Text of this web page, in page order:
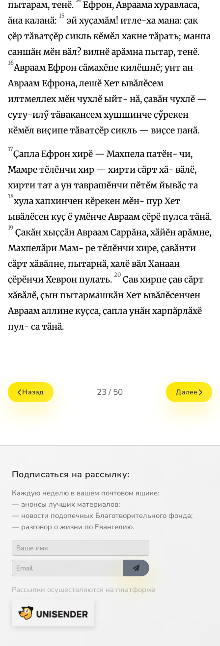
пытарам, тенӗ.
Ефрон, Авраама хуравласа,
ӑна каланӑ: 15 эй хуҫамӑм! итле-ха мана: ҫак
ҫӗр тӑватҫӗр сикль кӗмӗл хакне тӑрать; манпа
саншӑн мӗн вӑл? вилнӗ арӑмна пытар, тенӗ.
16Авраам Ефрон сӑмахӗпе килӗшнӗ; унт ан
Авраам Ефрона, лешӗ Хет ывӑлӗсем
илтмеллех мӗн чухлӗ ыйт- нӑ, ҫавӑн чухлӗ —
суту-илӳ тӑвакансем хушшинче ҫӳрекен
кӗмӗл виҫипе тӑватҫӗр сикль — виҫсе панӑ.
17Ҫапла Ефрон хирӗ — Махпела патӗн- чи,
Мамре тӗлӗнчи хир — хирти сӑрт хӑ- вӑлӗ,
хирти тат а ун таврашӗнчи пӗтӗм йывӑҫ та
18хула хапхинчен кӗрекен мӗн- пур Хет
ывӑлӗсен куҫ ӗ умӗнче Авраам ҫӗрӗ пулса тӑнӑ.
19 Ҫакӑн хыҫҫӑн Авраам Саррӑна, хӑйӗн арӑмне,
Махпелӑри Мам- ре тӗлӗнчи хире, ҫавӑнти
сӑрт хӑвӑлне, пытарнӑ, халӗ вӑл Ханаан
ҫӗрӗнчи Хеврон пулать. 20 Ҫав хирпе ҫав сӑрт
хӑвӑлӗ, ҫын пытармашкӑн Хет ывӑлӗсенчен
Авраам аллине куҫса, ҫапла унӑн харпӑрлӑхӗ
пул- са тӑнӑ.
Назад 23 / 50 Далее
Подписаться на рассылку:
Каждую неделю в вашем почтовом ящике:
— анонсы лучших материалов;
— новости подопечных Благотворительного фонда;
— разговор о жизни по Евангелию.
Рассылки осуществляются на платформе